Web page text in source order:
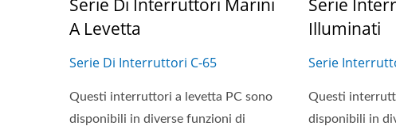
Serie Di Interruttori Marini
A Levetta
Serie Di Interruttori C-65
Questi interruttori a levetta PC sono
disponibili in diverse funzioni di
Serie
Illuminati
Serie
Questi
disponibili in